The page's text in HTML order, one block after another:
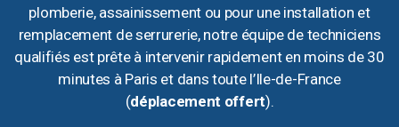
plomberie, assainissement ou pour une installation et
remplacement de serrurerie, notre équipe de techniciens
qualifiés est prête à intervenir rapidement en moins de 30
minutes à Paris et dans toute l’Ile-de-France
(déplacement offert).